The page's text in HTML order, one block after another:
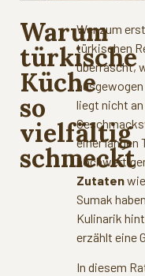
Warum
türkische
Küche
so
vielfältig
schmeckt
Wer zum
türkischen
überrascht,
liegt nicht an
einer langen
Zutaten
Sumak
Kulinarik
erzählt eine
In diesem